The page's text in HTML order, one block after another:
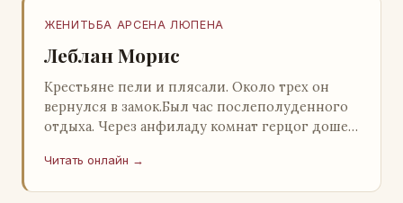
ЖЕНИТЬБА АРСЕНА ЛЮПЕНА
Леблан Морис
Крестьяне пели и плясали. Около трех он
вернулся в замок.Был час послеполуденного
отдыха. Через анфиладу комнат герцог дошел
во…
Читать онлайн →